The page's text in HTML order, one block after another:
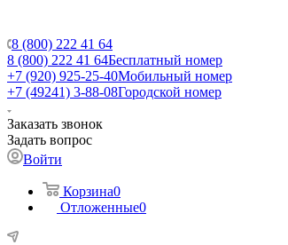
8 (800) 222 41 64
8 (800) 222 41 64Бесплатный номер
+7 (920) 925-25-40Мобильный номер
+7 (49241) 3-88-08Городской номер
Заказать звонок
Задать вопрос
Войти
Корзина0
Отложенные0